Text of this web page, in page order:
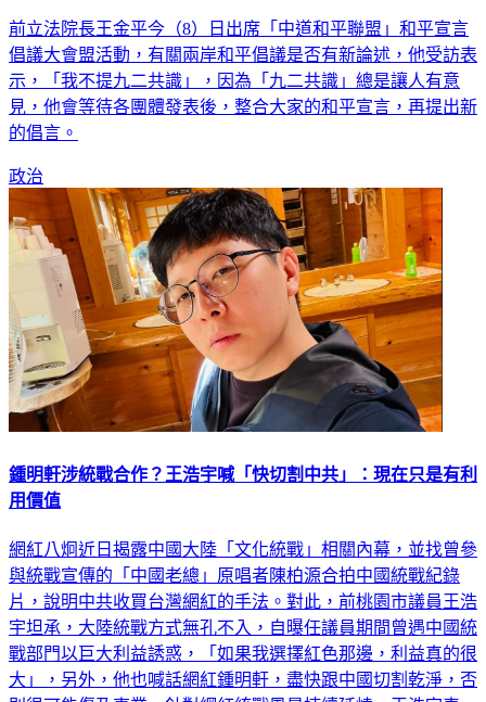
前立法院長王金平今（8）日出席「中道和平聯盟」和平宣言
倡議大會盟活動，有關兩岸和平倡議是否有新論述，他受訪表
示，「我不提九二共識」，因為「九二共識」總是讓人有意
見，他會等待各團體發表後，整合大家的和平宣言，再提出新
的倡言。
政治
鍾明軒涉統戰合作？王浩宇喊「快切割中共」：現在只是有利
用價值
網紅八炯近日揭露中國大陸「文化統戰」相關內幕，並找曾參
與統戰宣傳的「中國老總」原唱者陳柏源合拍中國統戰紀錄
片，說明中共收買台灣網紅的手法。對此，前桃園市議員王浩
宇坦承，大陸統戰方式無孔不入，自曝任議員期間曾遇中國統
戰部門以巨大利益誘惑，「如果我選擇紅色那邊，利益真的很
大」，另外，他也喊話網紅鍾明軒，盡快跟中國切割乾淨，否